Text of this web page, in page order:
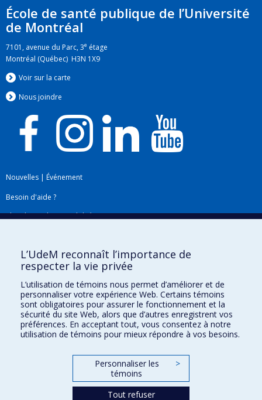
École de santé publique de l’Université
de Montréal
7101, avenue du Parc, 3e étage
Montréal (Québec) H3N 1X9
Voir sur la carte
Nous joindre
Nouvelles | Événement
Besoin d'aide ?
Plan du site|Accessibilité
Téléchargez les logos de l'ESPUM
L’UdeM reconnaît l’importance de
respecter la vie privée
L’utilisation de témoins nous permet d’améliorer et de
personnaliser votre expérience Web. Certains témoins
sont obligatoires pour assurer le fonctionnement et la
sécurité du site Web, alors que d’autres enregistrent vos
préférences. En acceptant tout, vous consentez à notre
utilisation de témoins pour mieux répondre à vos besoins.
Personnaliser les
témoins
>
Tout refuser